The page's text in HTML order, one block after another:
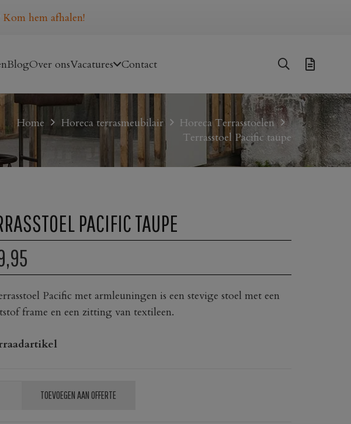
hem afhalen!
BlogOver onsVacatures Contact
Home Horeca terrasmeubilair
Horeca Terrasstoelen
Terrasstoel Pacific taupe
PACIFIC TAUPE
Pacific met armleuningen is een stevige stoel met een
frame en een zitting van textileen.
TOEVOEGEN AAN OFFERTE